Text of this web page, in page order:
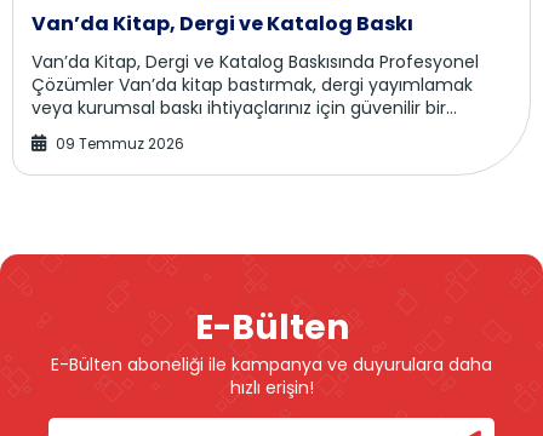
Van’da Kitap, Dergi ve Katalog Baskı
Van’da Kitap, Dergi ve Katalog Baskısında Profesyonel
Çözümler Van’da kitap bastırmak, dergi yayımlamak
veya kurumsal baskı ihtiyaçlarınız için güvenilir bir
matbaa mı arıyorsunuz? Van Matbaa, yazarla...
09 Temmuz 2026
E-Bülten
E-Bülten aboneliği ile kampanya ve duyurulara daha
hızlı erişin!